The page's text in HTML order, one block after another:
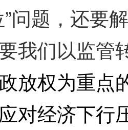
问题，还要
我们以监管
权为重点
对经济下行